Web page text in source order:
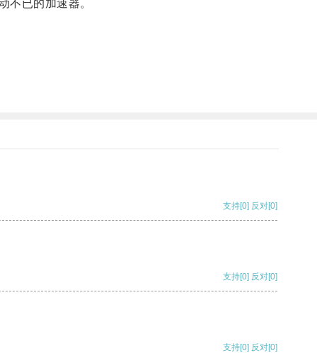
已的加速器。
支持[0] 反对[0]
支持[0] 反对[0]
支持[0] 反对[0]